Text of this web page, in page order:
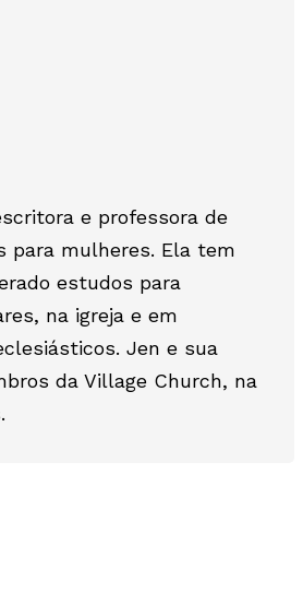
e professora de
para mulheres. Ela tem
estudos para
na igreja e em
Jen e sua
da Village Church, na